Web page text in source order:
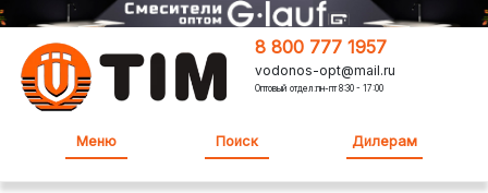
8 800 777 1957
vodonos-opt@mail.ru
Оптовый отдел:пн-пт 8:30 - 17:00
Меню Поиск Дилерам